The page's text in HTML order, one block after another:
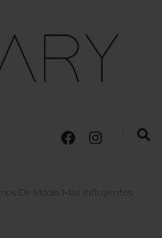
De Moda Más Influyentes